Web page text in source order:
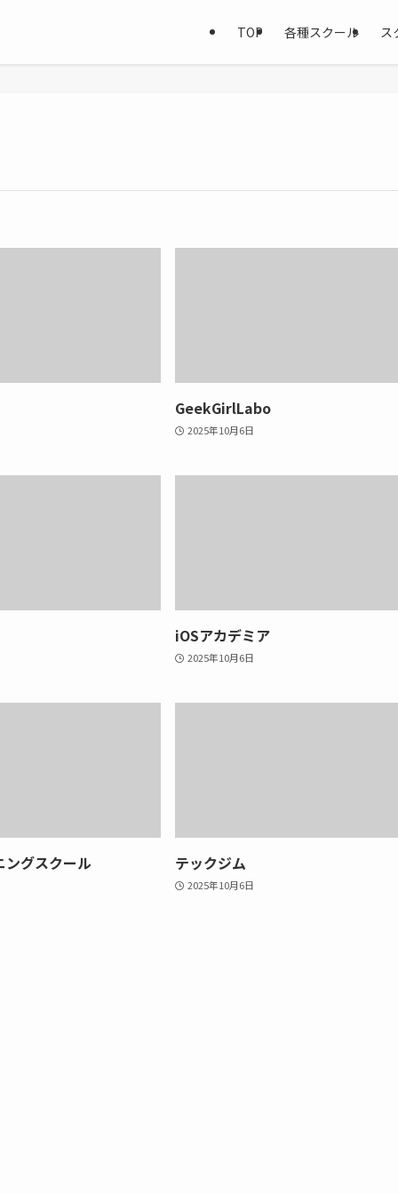
TOP 各種スクール ス
GeekGirlLabo
2025年10月6日
iOSアカデミア
2025年10月6日
ングスクール テックジム
2025年10月6日